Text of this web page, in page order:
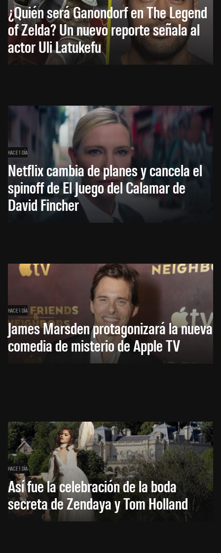
¿Quién será Ganondorf en The Legend
of Zelda? Un nuevo reporte señala al
actor Uli Latukefu
HACE 1 DÍA
Netflix cambia de planes y cancela el
spinoff de El Juego del Calamar de
David Fincher
HACE 1 DÍA
James Marsden protagonizará la nueva
comedia de misterio de Apple TV
HACE 1 DÍA
Así fue la celebración de la boda
secreta de Zendaya y Tom Holland